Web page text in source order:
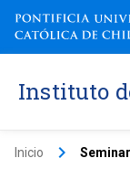
Instituto
Inicio keyboard_arrow_right